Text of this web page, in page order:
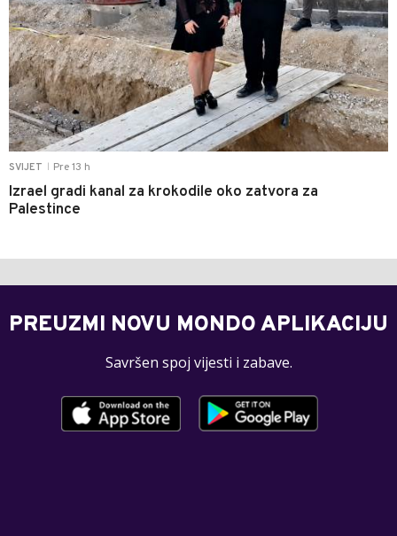
SVIJET Pre 13 h
Izrael gradi kanal za krokodile oko zatvora za
Palestince
PREUZMI NOVU MONDO APLIKACIJU
Savršen spoj vijesti i zabave.